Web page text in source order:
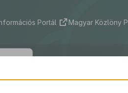
Portál Magyar Közlöny
Önkormányzat